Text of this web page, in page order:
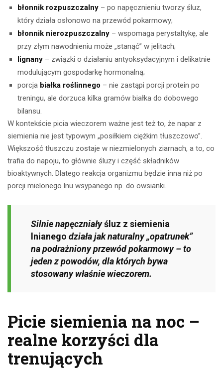
błonnik rozpuszczalny – po napęcznieniu tworzy śluz,
który działa osłonowo na przewód pokarmowy;
błonnik nierozpuszczalny – wspomaga perystaltykę, ale
przy złym nawodnieniu może „stanąć” w jelitach;
lignany – związki o działaniu antyoksydacyjnym i delikatnie
modulującym gospodarkę hormonalną;
porcja białka roślinnego – nie zastąpi porcji protein po
treningu, ale dorzuca kilka gramów białka do dobowego
bilansu.
W kontekście picia wieczorem ważne jest też to, że napar z
siemienia nie jest typowym „posiłkiem ciężkim tłuszczowo”.
Większość tłuszczu zostaje w niezmielonych ziarnach, a to, co
trafia do napoju, to głównie śluzy i część składników
bioaktywnych. Dlatego reakcja organizmu będzie inna niż po
porcji mielonego lnu wsypanego np. do owsianki.
Silnie napęczniałyśluz z siemienia
lnianego działa jak naturalny „opatrunek”
na podrażniony przewód pokarmowy – to
jeden z powodów, dla których bywa
stosowany właśnie wieczorem.
Picie siemienia na noc –
realne korzyści dla
trenujących